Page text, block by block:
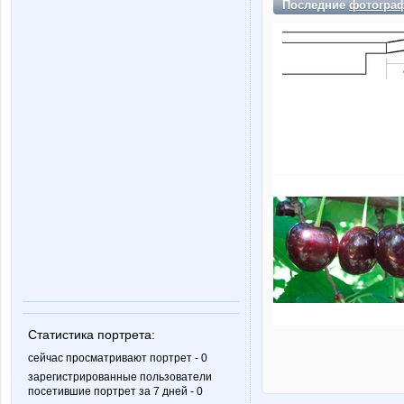
Статистика портрета:
сейчас просматривают портрет - 0
зарегистрированные пользователи
посетившие портрет за 7 дней - 0
Последние